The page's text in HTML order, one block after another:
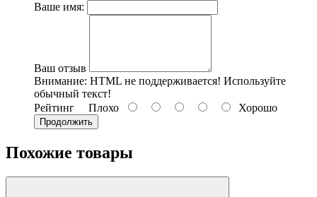
Ваше имя:
Ваш отзыв
Внимание: HTML не поддерживается! Используйте
обычный текст!
Рейтинг Плохо Хорошо
Продолжить
Похожие товары